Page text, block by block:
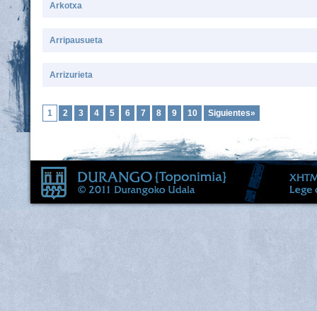
Arkotxa
Arripausueta
Arrizurieta
1 2 3 4 5 6 7 8 9 10 Siguientes»